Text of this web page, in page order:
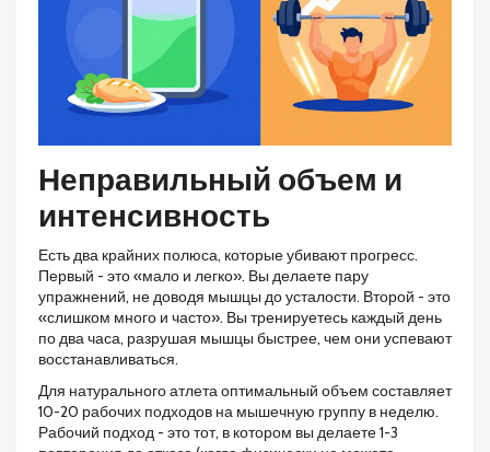
Неправильный объем и
интенсивность
Есть два крайних полюса, которые убивают прогресс.
Первый - это «мало и легко». Вы делаете пару
упражнений, не доводя мышцы до усталости. Второй - это
«слишком много и часто». Вы тренируетесь каждый день
по два часа, разрушая мышцы быстрее, чем они успевают
восстанавливаться.
Для натурального атлета оптимальный объем составляет
10-20 рабочих подходов на мышечную группу в неделю.
Рабочий подход - это тот, в котором вы делаете 1-3